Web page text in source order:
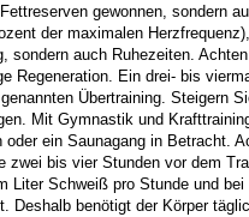
gewonnen, sondern
der maximalen
sondern auch Ruhezeiten.
Regeneration. Ein drei- bis
Übertraining. Steigern
Mit Gymnastik und
ein Saunagang in Betracht.
zwei bis vier Stunden vor dem
Liter Schweiß pro Stunde und
Deshalb benötigt der Körper